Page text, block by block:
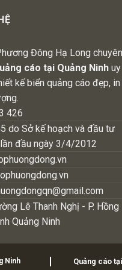
Đông Hạ Long chuyên
cáo tại Quảng Ninh uy
kế biển quảng cáo đẹp, in
426
do Sở kế hoạch và đầu tư
đầu ngày 3/4/2012
Lê Thanh Nghị - P. Hồng
Quảng Ninh
Ninh Quảng cáo